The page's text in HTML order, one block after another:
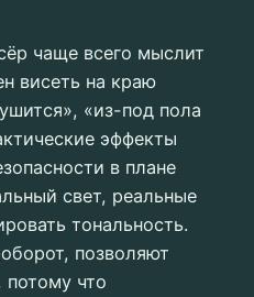
чаще всего мыслит
висеть на краю
«из-под пола
эффекты
в плане
свет, реальные
тональность.
позволяют
потому что